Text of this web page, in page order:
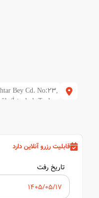
Bey Cd. No:23,
İstanbul, Turkey
قابلیت رزرو آنلاین دارد
تاریخ رفت